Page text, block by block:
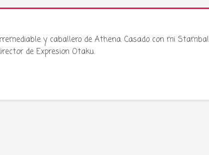
y caballero de Athena. Casado con mi Stamba!
de Expresion Otaku.